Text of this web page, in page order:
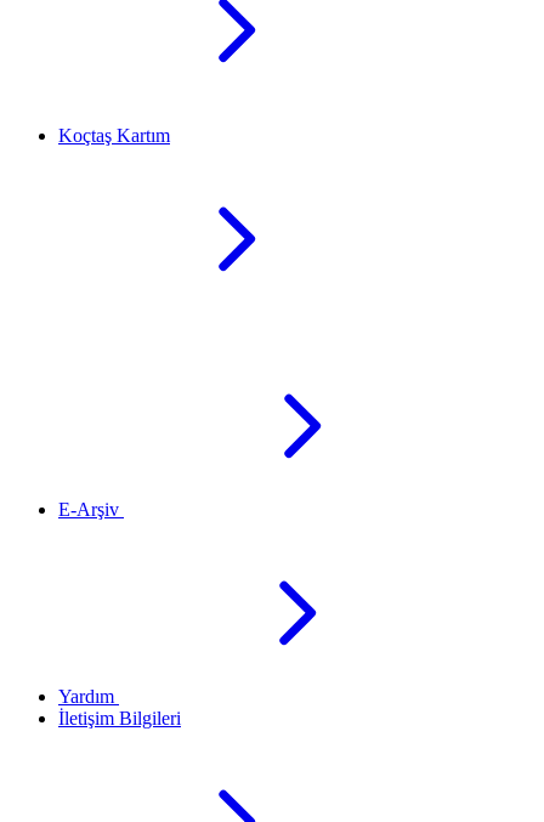
Koçtaş Kartım
E-Arşiv
Yardım
İletişim Bilgileri